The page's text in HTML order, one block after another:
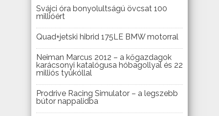
Svájci óra bonyolultságú övcsat 100
millióért
Quad+jetski hibrid 175LE BMW motorral
Neiman Marcus 2012 – a kőgazdagok
karácsonyi katalógusa hóbagollyal és 22
milliós tyúkóllal
Prodrive Racing Simulator – a legszebb
bútor nappalidba